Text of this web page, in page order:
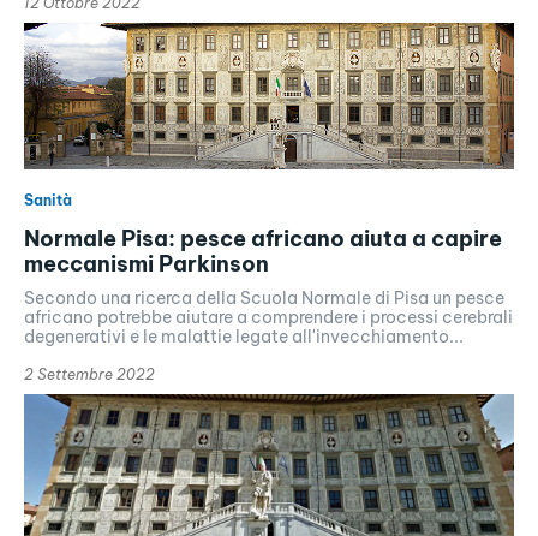
Sanità
Normale Pisa: pesce africano aiuta a capire
meccanismi Parkinson
Secondo una ricerca della Scuola Normale di Pisa un pesce
africano potrebbe aiutare a comprendere i processi cerebrali
degenerativi e le malattie legate all'invecchiamento...
2 Settembre 2022